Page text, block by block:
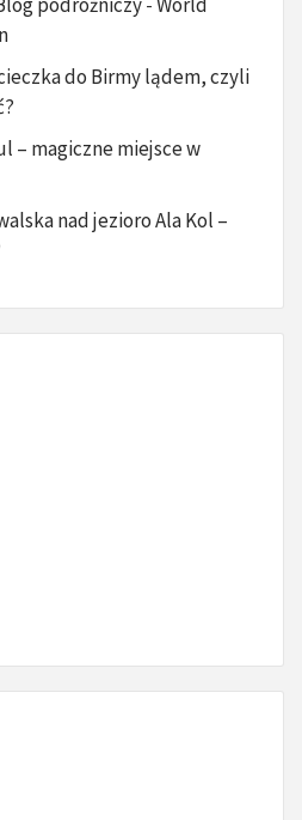
-
do Birmy lądem, czyli
– magiczne miejsce w
nad jezioro Ala Kol –